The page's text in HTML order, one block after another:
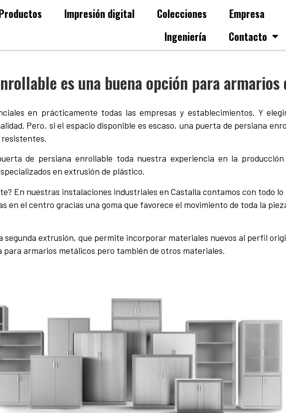
Impresión digital Colecciones Empresa
Ingeniería
Contacto
es una buena opción para
en prácticamente todas las empresas y establecimientos. Y
Pero, si el espacio disponible es escaso, una puerta de persiana
de persiana enrollable toda nuestra experiencia en la
en extrusión de plástico.
En nuestras instalaciones industriales en Castalla contamos con todo
en el centro gracias una goma que favorece el movimiento de toda la
extrusión, que permite incorporar materiales nuevos al perfil
para armarios metálicos pero también de otros materiales.